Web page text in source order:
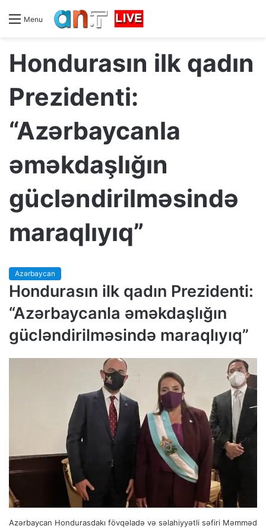
Menu
Hondurasın ilk qadın
Prezidenti:
“Azərbaycanla
əməkdaşlığın
gücləndirilməsində
maraqlıyıq”
Azərbaycan
Hondurasın ilk qadın Prezidenti:
“Azərbaycanla əməkdaşlığın
gücləndirilməsində maraqlıyıq”
Azərbaycan Hondurasdakı fövqəladə və səlahiyyətli səfiri Məmməd